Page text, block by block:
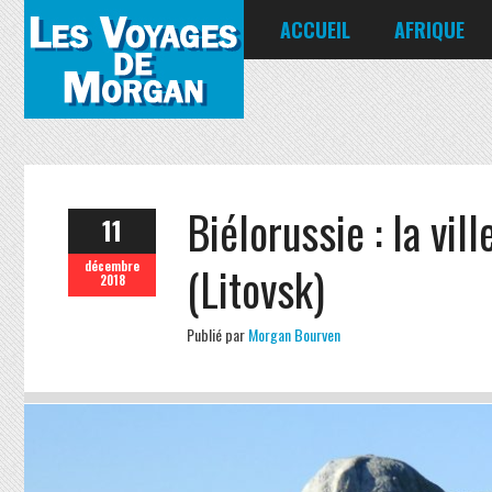
ACCUEIL AFRIQUE
Égypte
Kenya
11
décembre
2018
Biélorussie : la
(Litovsk)
Publié parMorgan Bourven